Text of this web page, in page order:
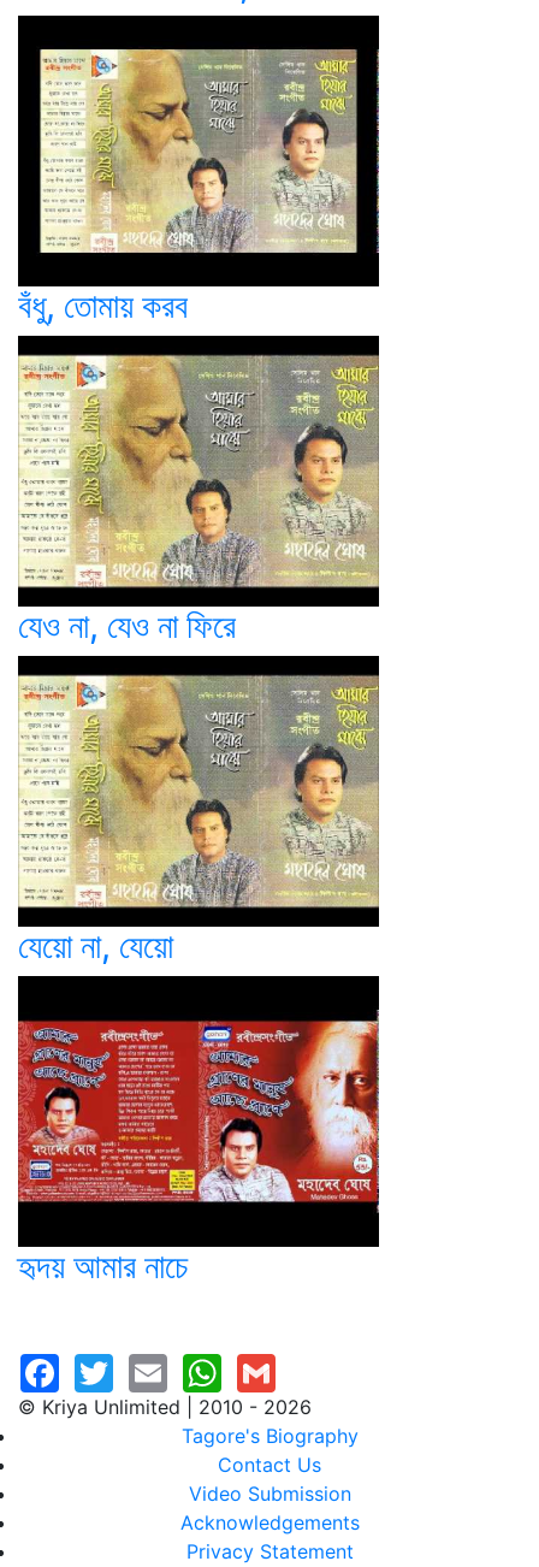
বঁধু, তোমায় করব
যেও না, যেও না ফিরে
যেয়ো না, যেয়ো
হৃদয় আমার নাচে
© Kriya Unlimited | 2010 - 2026
Tagore's Biography
Contact Us
Video Submission
Acknowledgements
Privacy Statement